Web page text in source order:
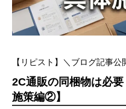
【リピスト】＼ブログ記事公
2C通販の同梱物は必
施策編②】